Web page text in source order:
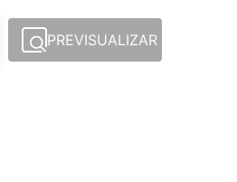
PREVISUALIZAR